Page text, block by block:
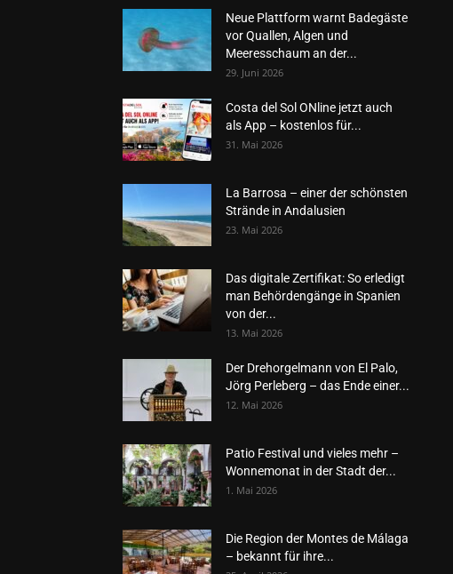
Neue Plattform warnt Badegäste
vor Quallen, Algen und
Meeresschaum an der...
29. Juni 2026
Costa del Sol ONline jetzt auch
als App – kostenlos für...
31. Mai 2026
La Barrosa – einer der schönsten
Strände in Andalusien
23. Mai 2026
Das digitale Zertifikat: So erledigt
man Behördengänge in Spanien
von der...
13. Mai 2026
Der Drehorgelmann von El Palo,
Jörg Perleberg – das Ende einer...
12. Mai 2026
Patio Festival und vieles mehr –
Wonnemonat in der Stadt der...
1. Mai 2026
Die Region der Montes de Málaga
– bekannt für ihre...